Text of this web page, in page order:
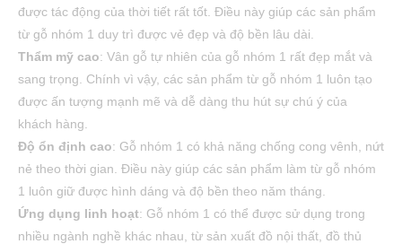
được tác động của thời tiết rất tốt. Điều này giúp các sản phẩm
từ gỗ nhóm 1 duy trì được vẻ đẹp và độ bền lâu dài.
Thẩm mỹ cao: Vân gỗ tự nhiên của gỗ nhóm 1 rất đẹp mắt và
sang trọng. Chính vì vậy, các sản phẩm từ gỗ nhóm 1 luôn tạo
được ấn tượng mạnh mẽ và dễ dàng thu hút sự chú ý của
khách hàng.
Độ ổn định cao: Gỗ nhóm 1 có khả năng chống cong vênh, nứt
nẻ theo thời gian. Điều này giúp các sản phẩm làm từ gỗ nhóm
1 luôn giữ được hình dáng và độ bền theo năm tháng.
Ứng dụng linh hoạt: Gỗ nhóm 1 có thể được sử dụng trong
nhiều ngành nghề khác nhau, từ sản xuất đồ nội thất, đồ thủ